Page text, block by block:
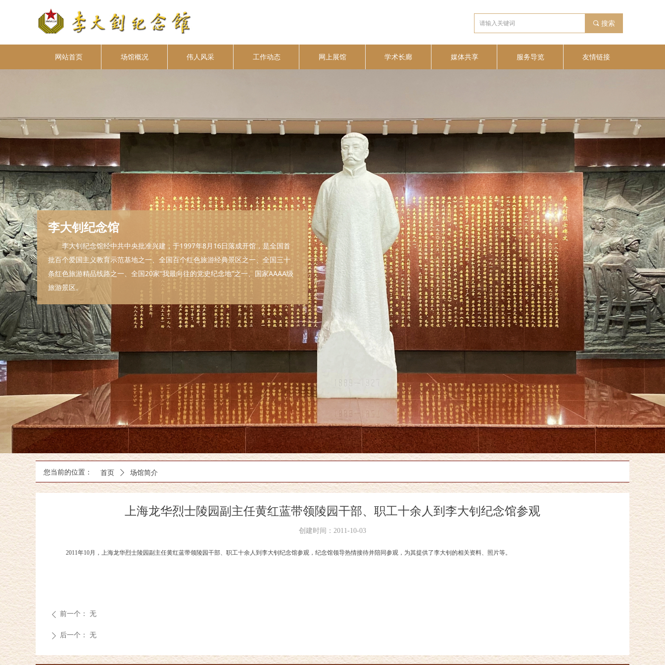
网站首页 场馆概况 伟人风采 工作动态 网上展馆 学术长廊 媒体共享 服务导览 友情链接
끠 搜索
李大钊纪念馆
李大钊纪念馆经中共中央批准兴建，于1997年8月16日落成开馆，是全国首
批百个爱国主义教育示范基地之一、全国百个红色旅游经典景区之一、全国三十
条红色旅游精品线路之一、全国20家“我最向往的党史纪念地”之一、国家AAAA级
旅游景区。
上海龙华烈士陵园副主任黄红蓝带领陵园干部、职工十余人到李大钊纪念馆参观
2011年10月，上海龙华烈士陵园副主任黄红蓝带领陵园干部、职工十余人到李大钊纪念馆参观，纪念馆领导热情接待并陪同参观，为其提供了李大钊的相关资料、照片等。
创建时间： 2011-10-03
ꄴ 前一个： 无
ꄲ 后一个： 无
您当前的位置： 首页 ꄲ 场馆简介